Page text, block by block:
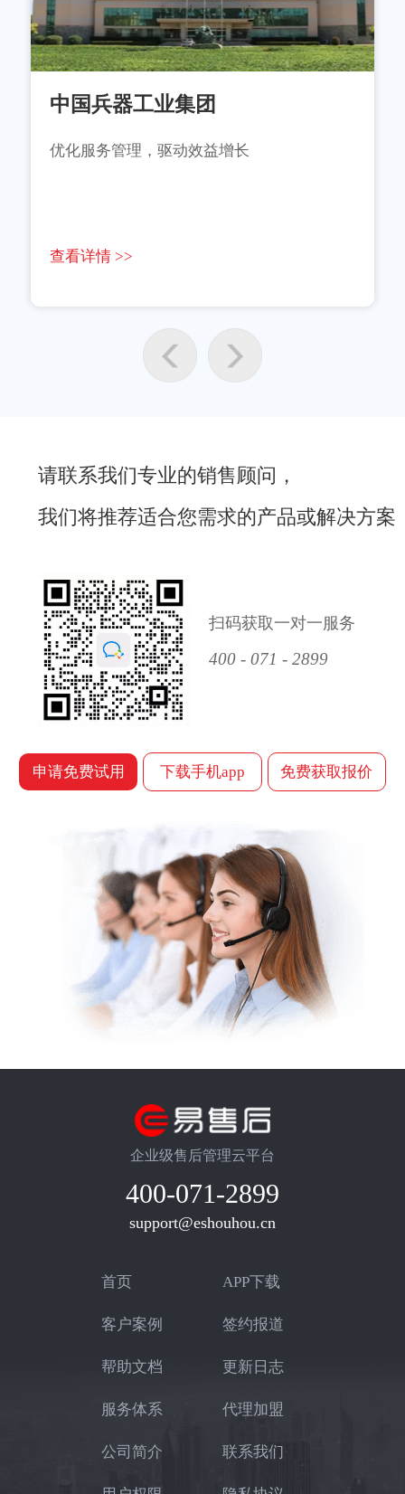
中国兵器工业集团
优化服务管理，驱动效益增长
查看详情 >>
请联系我们专业的销售顾问，
我们将推荐适合您需求的产品或解决方案
扫码获取一对一服务
400 - 071 - 2899
申请免费试用 下载手机app 免费获取报价
企业级售后管理云平台
400-071-2899
support@eshouhou.cn
首页 APP下载
客户案例 签约报道
帮助文档 更新日志
服务体系 代理加盟
公司简介 联系我们